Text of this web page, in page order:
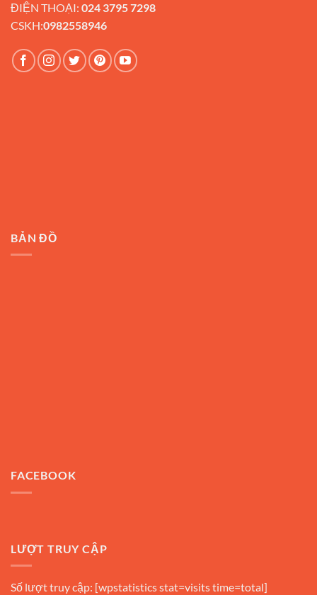
ĐIỆN THOẠI: 024 3795 7298
CSKH:0982558946
BẢN ĐỒ
FACEBOOK
LƯỢT TRUY CẬP
Số lượt truy cập: [wpstatistics stat=visits time=total]